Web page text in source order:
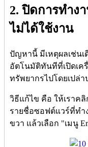
2. ปิดการทำง
ไม่ได้ใช้งาน
ปัญหานี้ มีเหตุผลเช่นเ
อัตโนมัติทันทีที่เปิดเค
ทรัพยากรไปโดยเปล่
วิธีแก้ไข คือ ให้เราคลิ
รายชื่อซอฟต์แวร์ที่ทำง
ขวา แล้วเลือก "เมนู